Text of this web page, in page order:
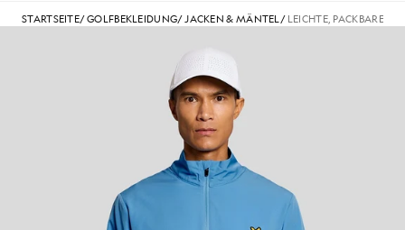
STARTSEITE/GOLFBEKLEIDUNG/JACKEN & MÄNTEL/ LEICHTE, PACKBARE